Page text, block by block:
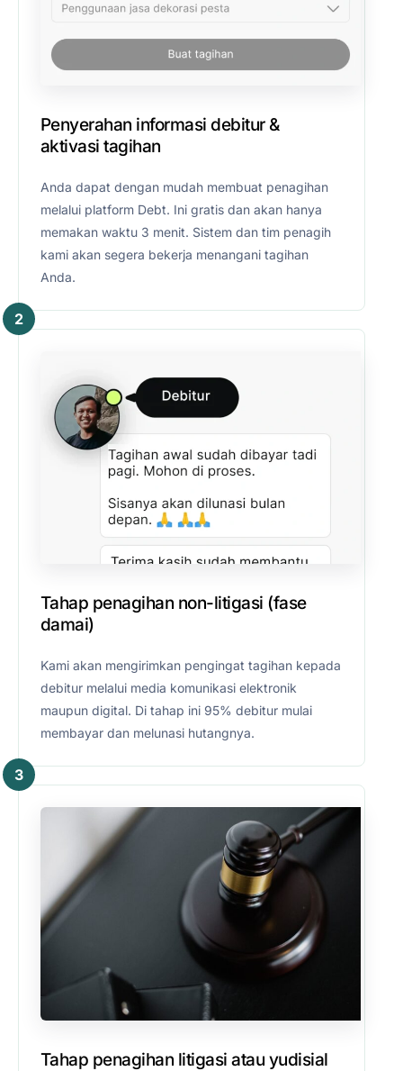
Penyerahan informasi debitur &
aktivasi tagihan
Anda dapat dengan mudah membuat penagihan
melalui platform Debt. Ini gratis dan akan hanya
memakan waktu 3 menit. Sistem dan tim penagih
kami akan segera bekerja menangani tagihan
Anda.
2
Tahap penagihan non-litigasi (fase
damai)
Kami akan mengirimkan pengingat tagihan kepada
debitur melalui media komunikasi elektronik
maupun digital. Di tahap ini 95% debitur mulai
membayar dan melunasi hutangnya.
3
Tahap penagihan litigasi atau yudisial